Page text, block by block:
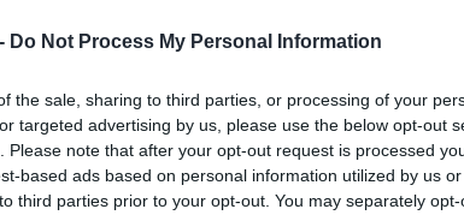
Do Not Process My Personal Information
the sale, sharing to third parties, or processing of your
targeted advertising by us, please use the below opt-out
Please note that after your opt-out request is processed
based ads based on personal information utilized by us
third parties prior to your opt-out. You may separately